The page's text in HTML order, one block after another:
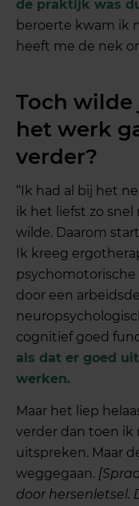
de praktijk was
beroerte kwam ik
heeft me de nek
Toch wilde
het werk
verder?
“Ik had al bij het
ik het liefst zo
wilde. Daarom
Ik kreeg
psychomotorische
door een
cognitief goed
als dat er goed
werken.
Maar het liep
verder dan toen ik
uitspreken. Maar
weggegaan.
door hersenletsel.